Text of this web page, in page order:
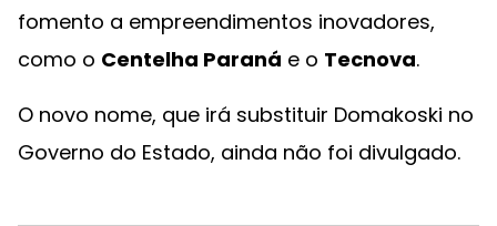
fomento a empreendimentos inovadores,
como o Centelha Paraná e o Tecnova.
O novo nome, que irá substituir Domakoski no
Governo do Estado, ainda não foi divulgado.